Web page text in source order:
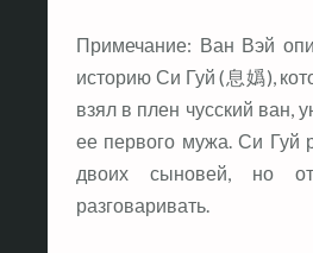
Примечание: Ван Вэй
историю Си Гуй (息嬀),
взял в плен чусский ван,
ее первого мужа. Си Гуй
двоих сыновей, но
разговаривать.